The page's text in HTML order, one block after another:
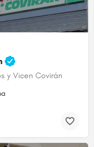
y Vicen Covirán